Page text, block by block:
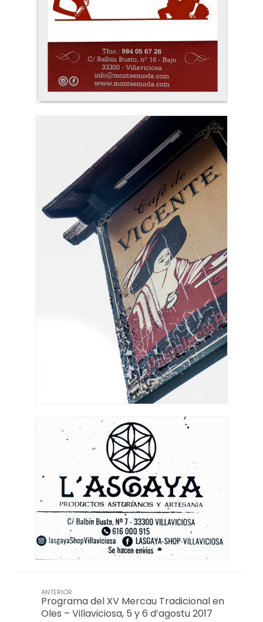
ANTERIOR
Programa del XV Mercau Tradicional en
Oles – Villaviciosa, 5 y 6 d’agostu 2017